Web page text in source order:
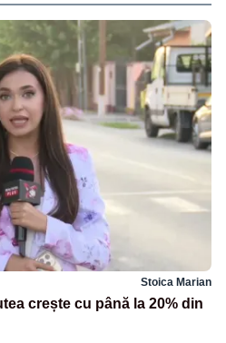
Stoica Marian
crește cu până la 20% din